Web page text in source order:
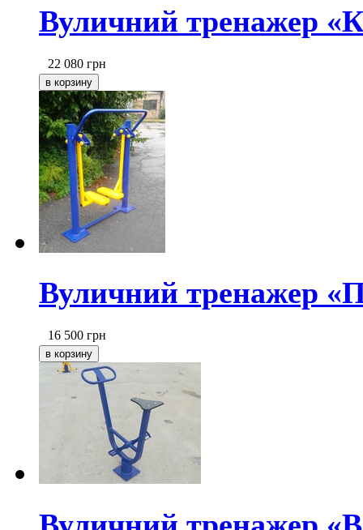
Вуличний тренажер
22 080 грн
Вуличний тренажер
16 500 грн